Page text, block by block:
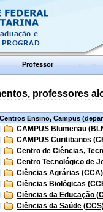
Professor
professores
Centros Ensino, Campus
CAMPUS Blumenau
CAMPUS Curitibanos
Centro de Ciências,
Centro Tecnológico de
Ciências Agrárias (CCA)
Ciências Biológicas
Ciências da Educação
Ciências da Saúde